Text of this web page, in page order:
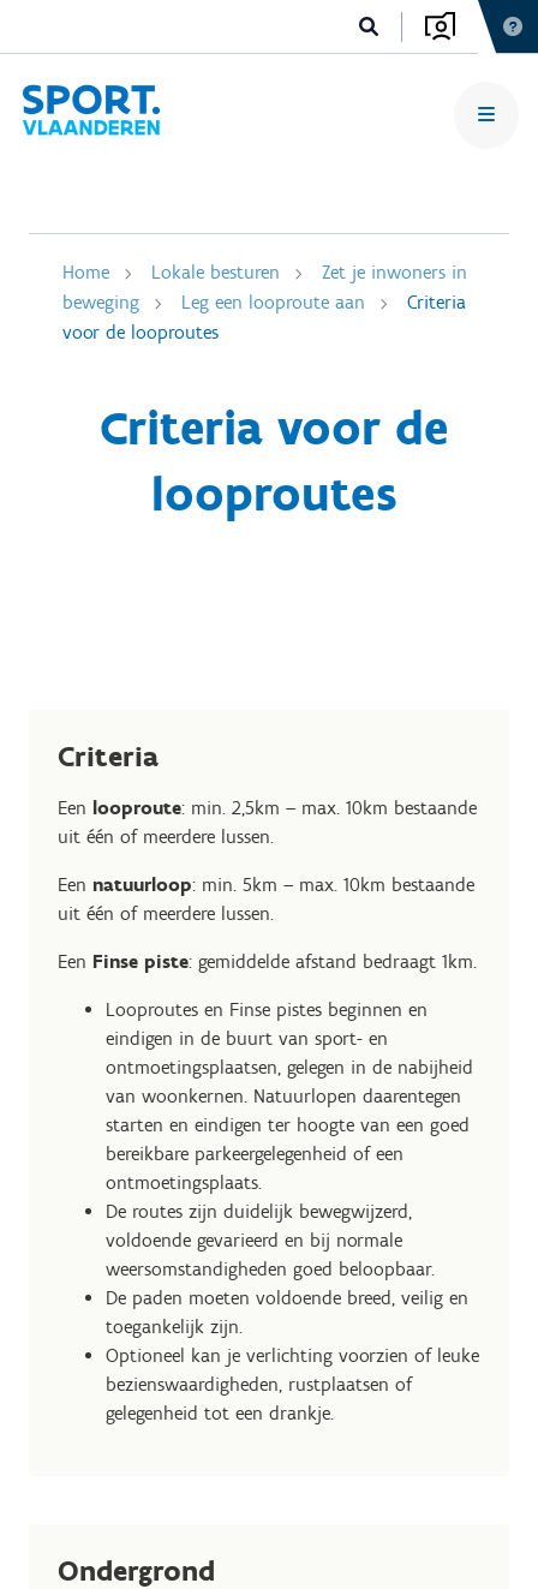
Home Lokale besturen
Zet je inwoners in
beweging
Leg een looproute aan
Criteria
voor de looproutes
Criteria voor de
looproutes
Criteria
Een looproute: min. 2,5km – max. 10km bestaande
uit één of meerdere lussen.
Een natuurloop: min. 5km – max. 10km bestaande
uit één of meerdere lussen.
Een Finse piste: gemiddelde afstand bedraagt 1km.
Looproutes en Finse pistes beginnen en
eindigen in de buurt van sport- en
ontmoetingsplaatsen, gelegen in de nabijheid
van woonkernen. Natuurlopen daarentegen
starten en eindigen ter hoogte van een goed
bereikbare parkeergelegenheid of een
ontmoetingsplaats.
De routes zijn duidelijk bewegwijzerd,
voldoende gevarieerd en bij normale
weersomstandigheden goed beloopbaar.
De paden moeten voldoende breed, veilig en
toegankelijk zijn.
Optioneel kan je verlichting voorzien of leuke
bezienswaardigheden, rustplaatsen of
gelegenheid tot een drankje.
Ondergrond